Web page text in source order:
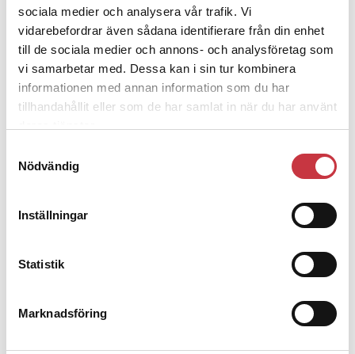
sociala medier och analysera vår trafik. Vi
vidarebefordrar även sådana identifierare från din enhet
till de sociala medier och annons- och analysföretag som
vi samarbetar med. Dessa kan i sin tur kombinera
informationen med annan information som du har
tillhandahållit eller som de har samlat in när du har använt
Nödvändig
Inställningar
Statistik
Marknadsföring
Insändare:Miljoner i sjön –
polisaspiranter underkänns på
godtyckliga grunder
1 juni 2026
Polisregionen erkänner fel: ”Kommer att
Mobilannons